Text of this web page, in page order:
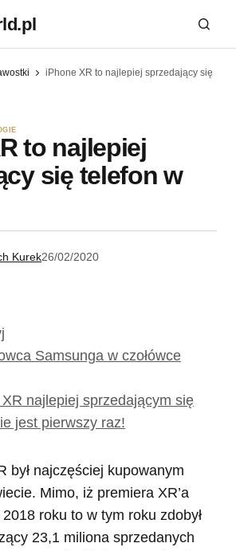
iPhone XR to najlepiej sprzedający się
to najlepiej
się telefon w
Kurek26/02/2020
Samsunga w czołówce
najlepiej sprzedającym się
jest pierwszy raz!
był najczęściej kupowanym
Mimo, iż premiera XR’a
2018 roku to w tym roku zdobył
23,1 miliona sprzedanych